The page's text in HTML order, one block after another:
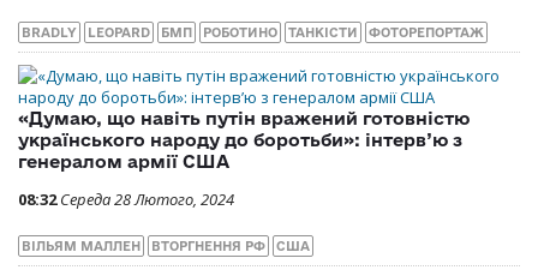
BRADLY LEOPARD БМП РОБОТИНО ТАНКІСТИ ФОТОРЕПОРТАЖ
«Думаю, що навіть путін вражений готовністю
українського народу до боротьби»: інтерв’ю з
генералом армії США
08:32 Середа 28 Лютого, 2024
ВІЛЬЯМ МАЛЛЕН ВТОРГНЕННЯ РФ США